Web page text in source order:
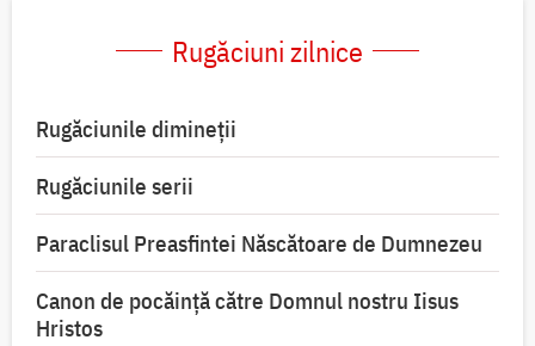
Rugăciuni zilnice
Rugăciunile dimineții
Rugăciunile serii
Paraclisul Preasfintei Născătoare de Dumnezeu
Canon de pocăință către Domnul nostru Iisus
Hristos